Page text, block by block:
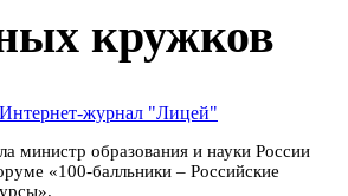
кружков
Интернет-журнал "Лицей"
министр образования и науки России
«100-балльники – Российские